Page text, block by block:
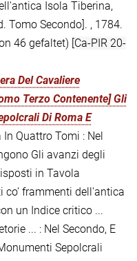
Isola Tiberina,
Tomo Secondo]. , 1784.
46 gefaltet) [Ca-PIR 20-
Del Cavaliere
Terzo Contenente] Gli
Di Roma E
In Quattro Tomi : Nel
Gli avanzi degli
in Tavola
co' frammenti dell'antica
un Indice critico ...
... : Nel Secondo, E
Sepolcrali